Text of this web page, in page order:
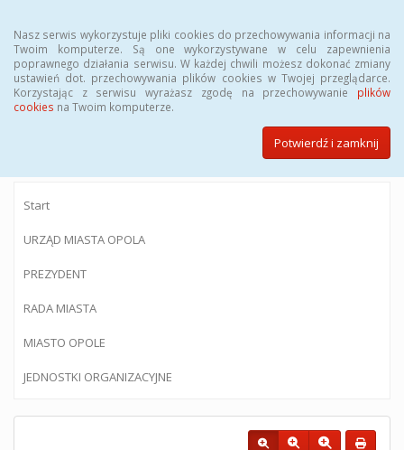
Nasz serwis wykorzystuje pliki cookies do przechowywania informacji na
Twoim komputerze. Są one wykorzystywane w celu zapewnienia
poprawnego działania serwisu. W każdej chwili możesz dokonać zmiany
ustawień dot. przechowywania plików cookies w Twojej przeglądarce.
Korzystając z serwisu wyrażasz zgodę na przechowywanie plików
cookies na Twoim komputerze.
Potwierdź i zamknij
BIULETYN INFORMACJI PUBLICZNEJ
Urzędu Miasta Opola
Start
URZĄD MIASTA OPOLA
PREZYDENT
RADA MIASTA
MIASTO OPOLE
JEDNOSTKI ORGANIZACYJNE